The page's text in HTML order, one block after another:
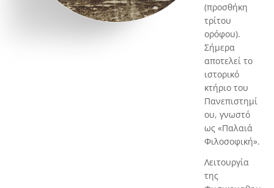
(προσθήκη
τρίτου
ορόφου).
Σήμερα
αποτελεί το
ιστορικό
κτήριο του
Πανεπιστημί
ου, γνωστό
ως «Παλαιά
Φιλοσοφική».
Λειτουργία
της